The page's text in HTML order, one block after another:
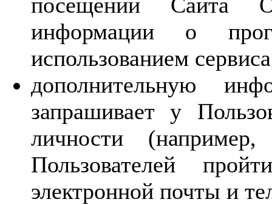
посещений Сайта
информации о
использованием
дополнительную
запрашивает у
личности
Пользователей
электронной почты и